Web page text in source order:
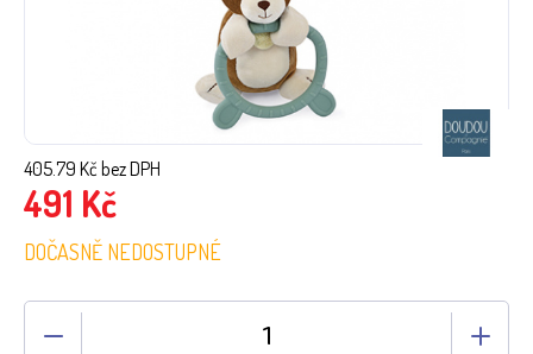
405.79 Kč bez DPH
491 Kč
DOČASNĚ NEDOSTUPNÉ